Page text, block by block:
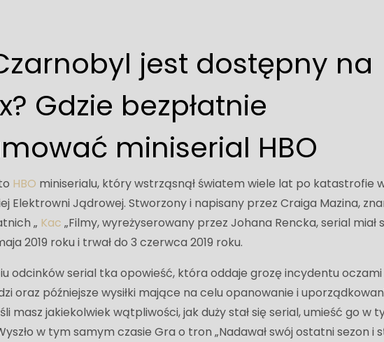
jest dostępny na
Gdzie bezpłatnie
miniserial HBO
HBO miniserialu, który wstrząsnął światem wiele lat po katastrofie
Elektrowni Jądrowej. Stworzony i napisany przez Craiga Mazina,
„ Kac „Filmy, wyreżyserowany przez Johana Rencka, serial miał
2019 roku i trwał do 3 czerwca 2019 roku.
odcinków serial tka opowieść, która oddaje grozę incydentu oczami
oraz późniejsze wysiłki mające na celu opanowanie i
masz jakiekolwiek wątpliwości, jak duży stał się serial, umieść go w
w tym samym czasie Gra o tron „Nadawał swój ostatni sezon i